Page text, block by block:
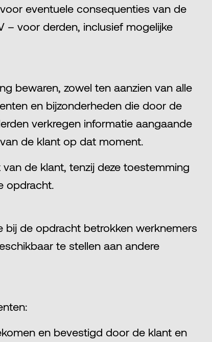
eventuele consequenties van de
– voor derden, inclusief mogelijke
bewaren, zowel ten aanzien van alle
en bijzonderheden die door de
verkregen informatie aangaande
de klant op dat moment.
de klant, tenzij deze toestemming
opdracht.
bij de opdracht betrokken werknemers
te stellen aan andere
en bevestigd door de klant en